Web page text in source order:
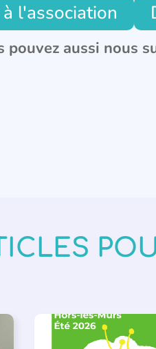
l'association
pouvez aussi nous
BIBLIOTHÈQUES ,